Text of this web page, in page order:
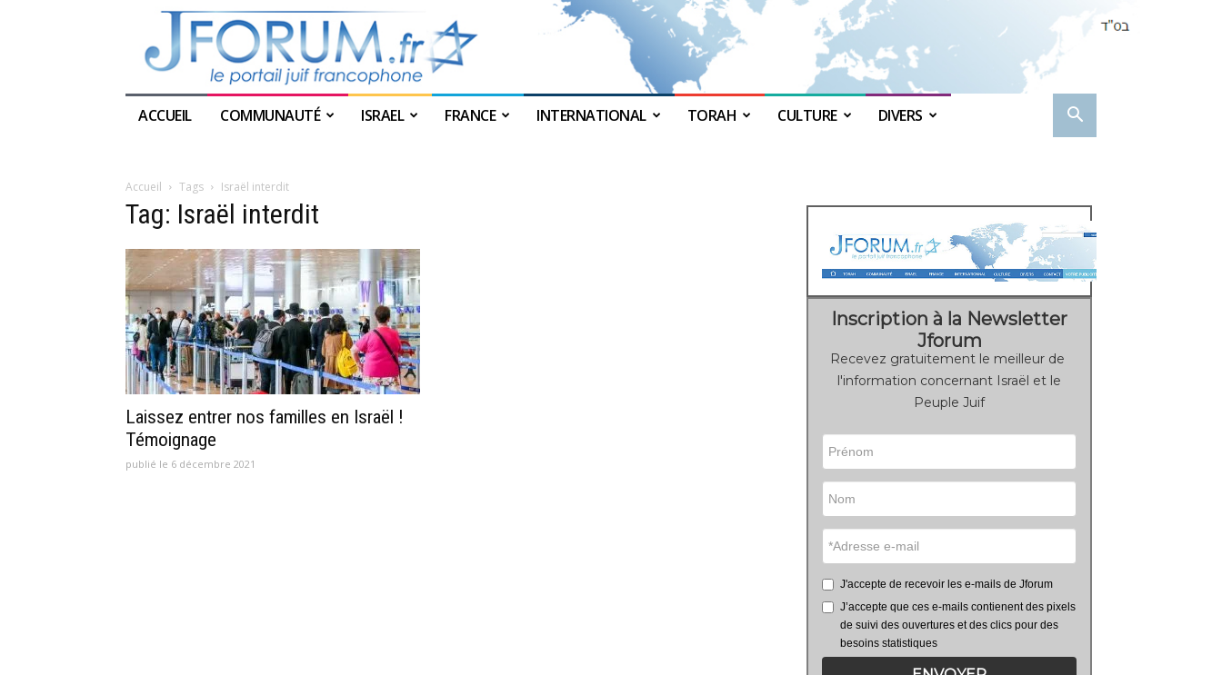
ACCUEIL COMMUNAUTÉ ISRAEL FRANCE INTERNATIONAL TORAH CULTURE DIVERS
Accueil Tags Israël interdit
Tag: Israël interdit
Laissez entrer nos familles en Israël !
Témoignage
publié le 6 décembre 2021
Inscription à la Newsletter
Jforum
Recevez gratuitement le meilleur de
l'information concernant Israël et le
Peuple Juif
J'accepte de recevoir les e-mails de Jforum
J’accepte que ces e-mails contienent des pixels
de suivi des ouvertures et des clics pour des
besoins statistiques